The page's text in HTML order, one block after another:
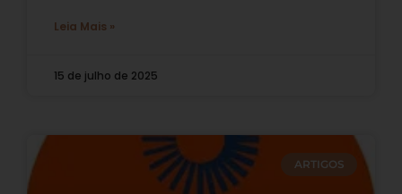
Leia Mais »
15 de julho de 2025
ARTIGOS